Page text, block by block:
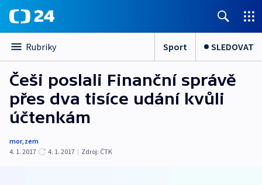
Rubriky Sport SLEDOVAT
Češi poslali Finanční správě
přes dva tisíce udání kvůli
účtenkám
mor, zem
4. 1. 2017
4. 1. 2017 | Zdroj: ČTK